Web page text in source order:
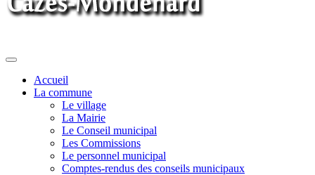
Toggle
navigationAccueil
La commune
Le village
La Mairie
Le Conseil municipal
Les Commissions
Le personnel municipal
Comptes-rendus des conseils municipaux